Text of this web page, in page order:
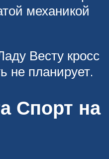
механикой
Весту кросс
не планирует.
Спорт на